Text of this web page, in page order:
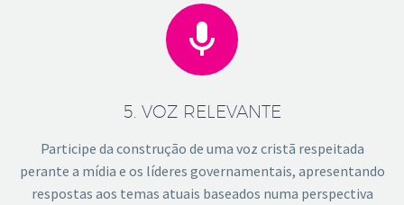


5. VOZ RELEVANTE
Participe da construção de uma voz cristã respeitada
perante a mídia e os líderes governamentais, apresentando
respostas aos temas atuais baseados numa perspectiva